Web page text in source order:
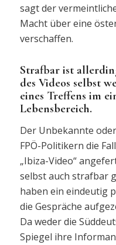
sagt der
Macht über eine
verschaffen.
Strafbar ist
des Videos selbst
eines Treffens im
Lebensbereich.
Der Unbekannte
FPÖ-Politikern die
„Ibiza-Video“
selbst auch strafbar
haben ein eindeutig
die Gespräche
Da weder die
Spiegel ihre